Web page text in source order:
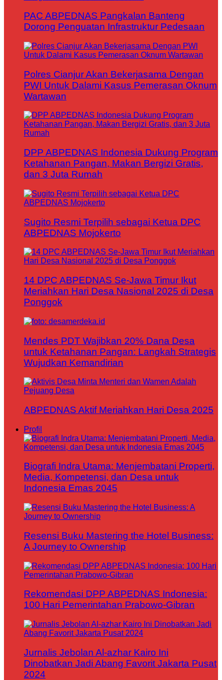
PAC ABPEDNAS Pangkalan Banteng
Dorong Penguatan Infrastruktur Pedesaan
Polres Cianjur Akan Bekerjasama Dengan
PWI Untuk Dalami Kasus Pemerasan Oknum
Wartawan
DPP ABPEDNAS Indonesia Dukung Program
Ketahanan Pangan, Makan Bergizi Gratis,
dan 3 Juta Rumah
Sugito Resmi Terpilih sebagai Ketua DPC
ABPEDNAS Mojokerto
14 DPC ABPEDNAS Se-Jawa Timur Ikut
Meriahkan Hari Desa Nasional 2025 di Desa
Ponggok
Mendes PDT Wajibkan 20% Dana Desa
untuk Ketahanan Pangan: Langkah Strategis
Wujudkan Kemandirian
ABPEDNAS Aktif Meriahkan Hari Desa 2025
Profil
Biografi Indra Utama: Menjembatani Properti,
Media, Kompetensi, dan Desa untuk
Indonesia Emas 2045
Resensi Buku Mastering the Hotel Business:
A Journey to Ownership
Rekomendasi DPP ABPEDNAS Indonesia:
100 Hari Pemerintahan Prabowo-Gibran
Jurnalis Jebolan Al-azhar Kairo Ini
Dinobatkan Jadi Abang Favorit Jakarta Pusat
2024